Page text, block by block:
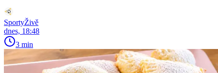
SportyŽivě
dnes, 18:48
3 min